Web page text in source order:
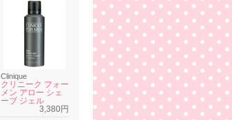
Clinique
クリニーク フォー
メン アロー シェ
ーブ ジェル
3,380円